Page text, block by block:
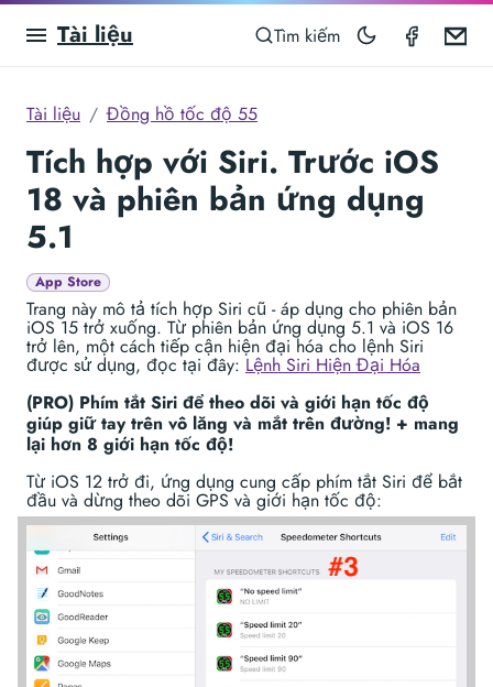
Tài liệu Tìm kiếm
Tài liệu Đồng hồ tốc độ 55
Tích hợp với Siri. Trước iOS
18 và phiên bản ứng dụng
5.1
App Store
Trang này mô tả tích hợp Siri cũ - áp dụng cho phiên bản
iOS 15 trở xuống. Từ phiên bản ứng dụng 5.1 và iOS 16
trở lên, một cách tiếp cận hiện đại hóa cho lệnh Siri
được sử dụng, đọc tại đây: Lệnh Siri Hiện Đại Hóa
(PRO) Phím tắt Siri để theo dõi và giới hạn tốc độ
giúp giữ tay trên vô lăng và mắt trên đường! + mang
lại hơn 8 giới hạn tốc độ!
Từ iOS 12 trở đi, ứng dụng cung cấp phím tắt Siri để bắt
đầu và dừng theo dõi GPS và giới hạn tốc độ: